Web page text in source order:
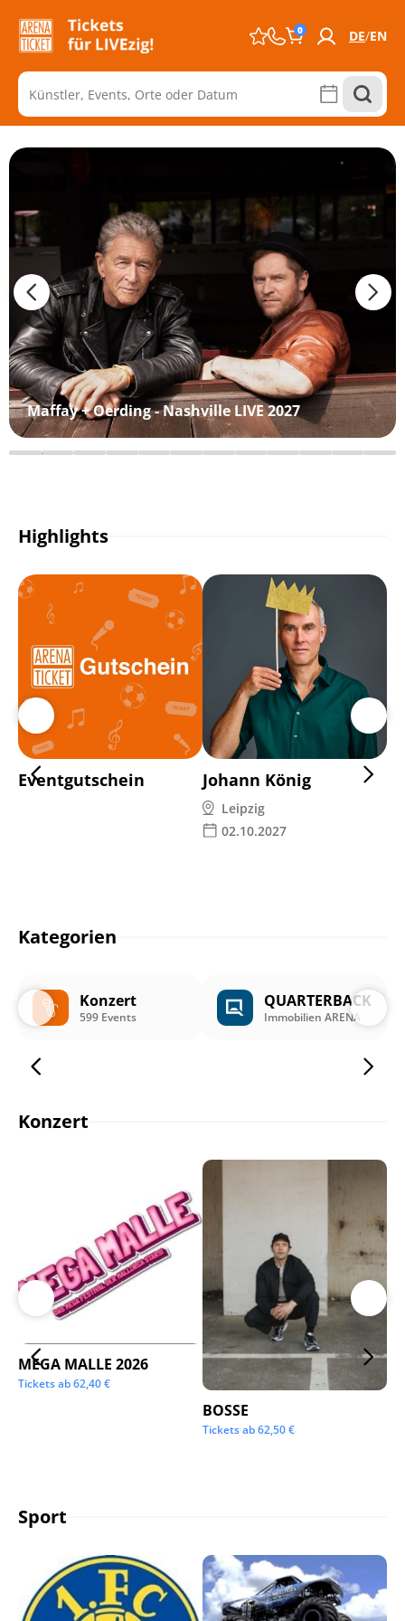
0 DE EN
Maffay + Oerding - Nashville LIVE 2027
Highlights
Eventgutschein Johann König
Leipzig
02.10.2027
Kategorien
Konzert
599 Events
QUARTERBACK
Immobilien ARENA
Konzert
MEGA MALLE 2026
Tickets ab62,40€
BOSSE
Tickets ab62,50€
Sport